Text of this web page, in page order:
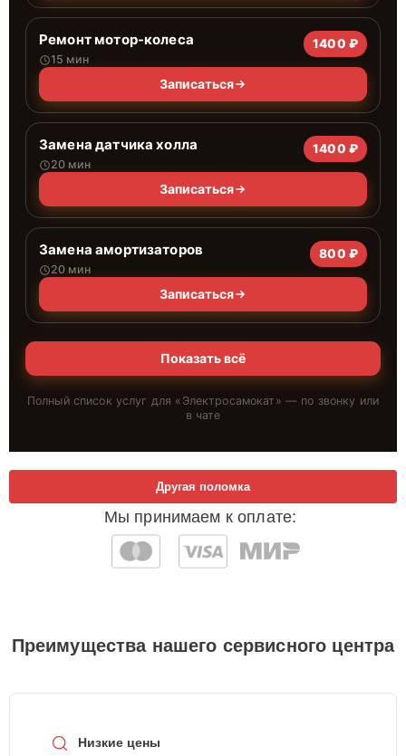
Ремонт мотор-колеса
15 мин
1400 ₽
Записаться
Замена датчика холла
20 мин
1400 ₽
Записаться
Замена амортизаторов
20 мин
800 ₽
Записаться
Показать всё
Полный список услуг для « Электросамокат » — по звонку или
в чате
Мы принимаем к оплате:
Другая поломка
Преимущества нашего сервисного центра
Низкие цены